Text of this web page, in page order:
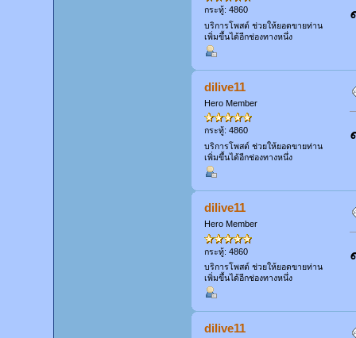
กระทู้: 4860
บริการโพสต์ ช่วยให้ยอดขายท่าน
เพิ่มขึ้นได้อีกช่องทางหนึ่ง
dilive11
Hero Member
กระทู้: 4860
บริการโพสต์ ช่วยให้ยอดขายท่าน
เพิ่มขึ้นได้อีกช่องทางหนึ่ง
dilive11
Hero Member
กระทู้: 4860
บริการโพสต์ ช่วยให้ยอดขายท่าน
เพิ่มขึ้นได้อีกช่องทางหนึ่ง
dilive11